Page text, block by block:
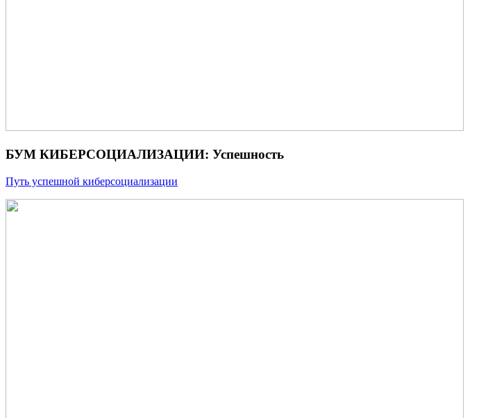
БУМ КИБЕРСОЦИАЛИЗАЦИИ: Успешность
Путь успешной киберсоциализации